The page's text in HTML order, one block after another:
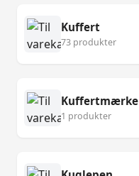
Kuffert
73 produkter
Kuffertmærke
1 produkter